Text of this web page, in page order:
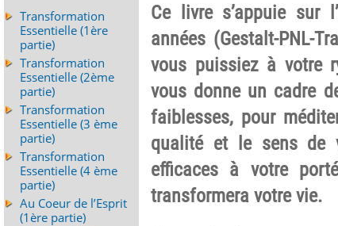
Ce livre s’appuie sur
années (Gestalt-PNL-
vous puissiez à votre
vous donne un cadre
faiblesses, pour
qualité et le sens de
efficaces à votre
transformera votre vie.
Transformation
Essentielle (1ère
partie)
Transformation
Essentielle (2ème
partie)
Transformation
Essentielle (3 ème
partie)
Transformation
Essentielle (4 ème
partie)
Au Coeur de l’Esprit
(1ère partie)